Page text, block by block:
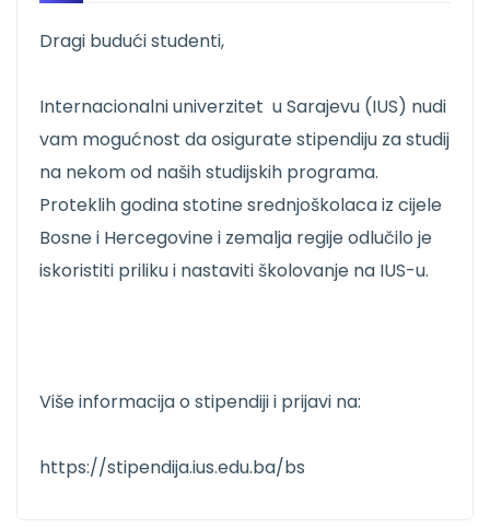
Dragi budući studenti,
Internacionalni univerzitet u Sarajevu (IUS) nudi
vam mogućnost da osigurate stipendiju za studij
na nekom od naših studijskih programa.
Proteklih godina stotine srednjoškolaca iz cijele
Bosne i Hercegovine i zemalja regije odlučilo je
iskoristiti priliku i nastaviti školovanje na IUS-u.
Više informacija o stipendiji i prijavi na:
https://stipendija.ius.edu.ba/bs